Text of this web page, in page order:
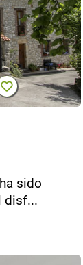
sido
disf...